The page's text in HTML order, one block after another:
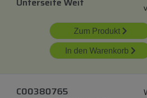
Zum Produkt
In den Warenkorb
C00380765